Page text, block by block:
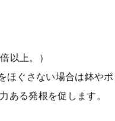
以上。）
ぐさない場合は鉢やポ
ある発根を促します。